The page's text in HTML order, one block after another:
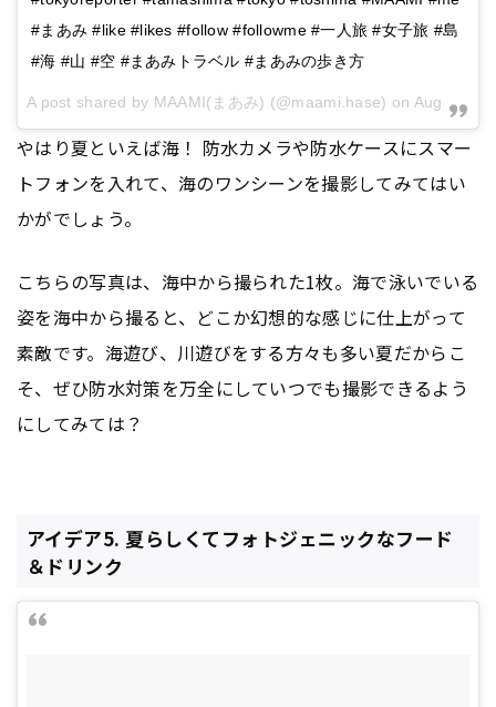
#まあみ #like #likes #follow #followme #一人旅 #女子旅 #島
#海 #山 #空 #まあみトラベル #まあみの歩き方
A post shared by MAAMI(まあみ) (@maami.hase) on Aug 29, 2016 at 8:19pm PDT
やはり夏といえば海！ 防水カメラや防水ケースにスマー
トフォンを入れて、海のワンシーンを撮影してみてはい
かがでしょう。
こちらの写真は、海中から撮られた1枚。海で泳いでいる
姿を海中から撮ると、どこか幻想的な感じに仕上がって
素敵です。海遊び、川遊びをする方々も多い夏だからこ
そ、ぜひ防水対策を万全にしていつでも撮影できるよう
にしてみては？
アイデア5. 夏らしくてフォトジェニックなフード
＆ドリンク